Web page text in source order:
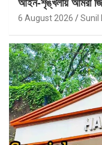
6 August 2026 Sunil